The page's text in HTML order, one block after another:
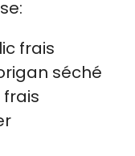
frais
séché